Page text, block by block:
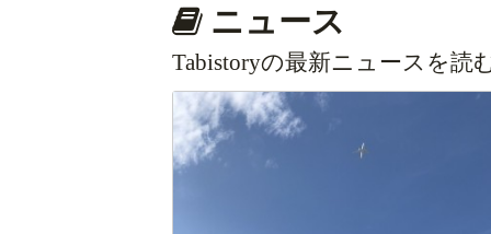
ニュース
Tabistoryの最新ニュースを読